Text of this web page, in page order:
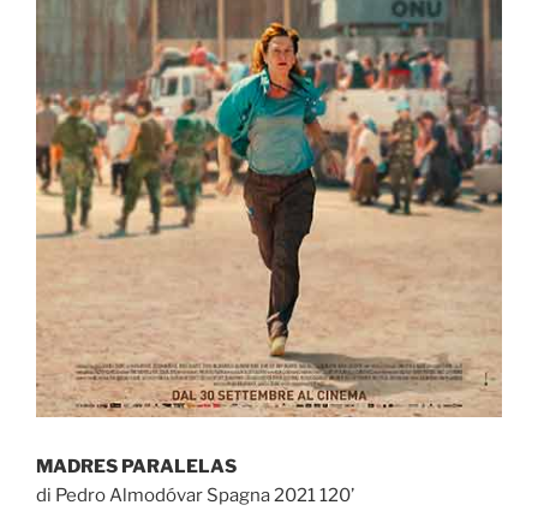
MADRES PARALELAS
di Pedro Almodóvar Spagna 2021 120’